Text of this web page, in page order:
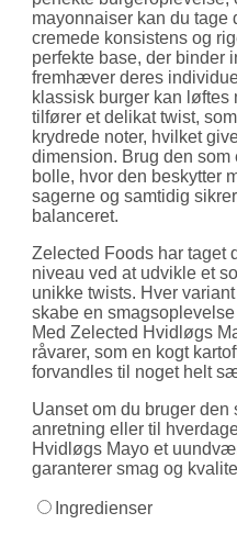
mayonnaiser kan du tage
cremede konsistens og
perfekte base, der binder
fremhæver deres
klassisk burger kan løftes
tilfører et delikat twist,
krydrede noter, hvilket
dimension. Brug den
bolle, hvor den beskytter
sagerne og samtidig
balanceret.
Zelected Foods har taget
niveau ved at udvikle et
unikke twists. Hver
skabe en
Med Zelected Hvidløgs
råvarer, som en kogt
forvandles til noget helt
Uanset om du bruger den
anretning eller til
Hvidløgs Mayo et
garanterer smag og
Ingredienser